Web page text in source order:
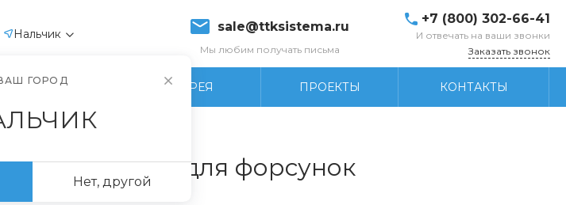
Нальчик sale@ttksistema.ru
Мы любим получать письма
+7 (800) 302-66-41
И отвечать на ваши звонки
Заказать звонок
ФОТОГАЛЕРЕЯ ПРОЕКТЫ КОНТАКТЫ
ложементов для форсунок
ГОРОД
Нет, другой